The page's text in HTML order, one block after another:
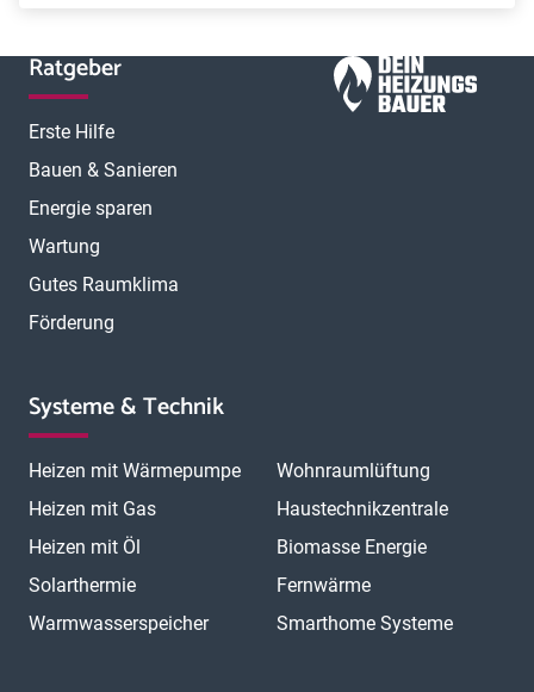
Ratgeber
Erste Hilfe
Bauen & Sanieren
Energie sparen
Wartung
Gutes Raumklima
Förderung
Systeme & Technik
Heizen mit Wärmepumpe
Heizen mit Gas
Heizen mit Öl
Solarthermie
Warmwasserspeicher
Wohnraumlüftung
Haustechnikzentrale
Biomasse Energie
Fernwärme
Smarthome Systeme